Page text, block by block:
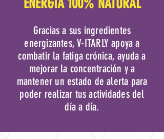
Gracias a sus ingredientes
energizantes, V-ITARLY apoya a
combatir la fatiga crónica, ayuda a
mejorar la concentración y a
mantener un estado de alerta para
poder realizar tus actividades del
día a día.